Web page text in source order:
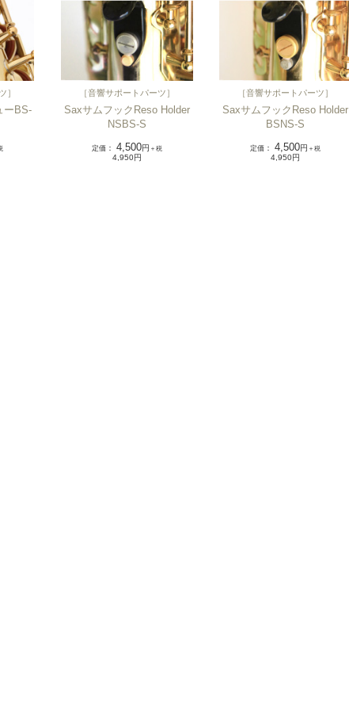
］
ーBS-
［音響サポートパーツ］
SaxサムフックReso Holder
NSBS-S
定価： 4,500円 ＋税
4,950円
［音響サポートパーツ］
SaxサムフックReso Holder
BSNS-S
定価 ：4,500円 ＋税
4,950円